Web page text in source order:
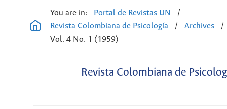
You are in: Portal de Revistas UN
/
Revista Colombiana de Psicología
/ Archives
/
Vol. 4 No. 1 (1959)
Revista Colombiana de